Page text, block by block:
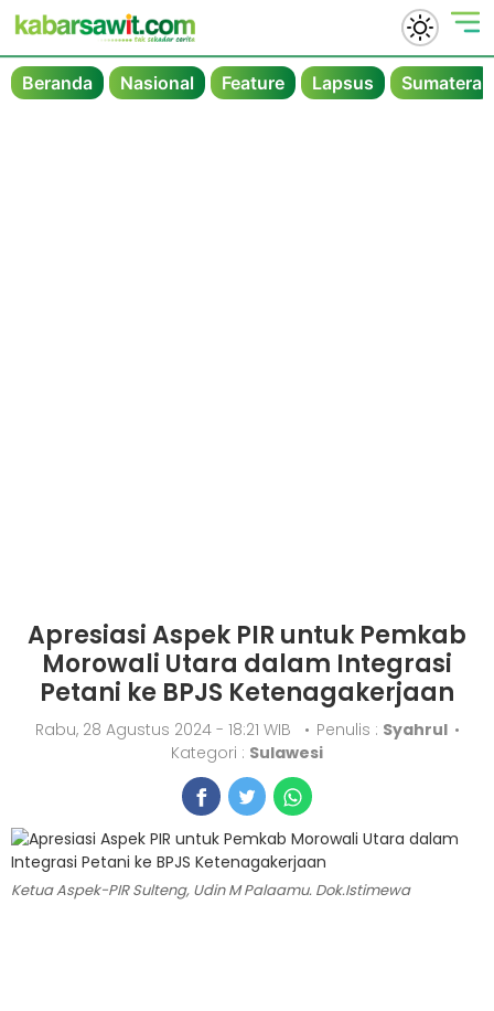
Beranda Nasional Feature Lapsus Sumatera
Apresiasi Aspek PIR untuk Pemkab
Morowali Utara dalam Integrasi
Petani ke BPJS Ketenagakerjaan
Rabu, 28 Agustus 2024 - 18:21 WIB • Penulis : Syahrul •
Kategori : Sulawesi
Ketua Aspek-PIR Sulteng, Udin M Palaamu. Dok.Istimewa